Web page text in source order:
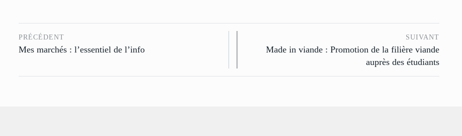
PRÉCÉDENT
Mes marchés : l’essentiel de l’info
SUIVANT
Made in viande : Promotion de la filière viande
auprès des étudiants